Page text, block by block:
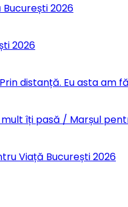
2026
2026
distanță. Eu asta am
îți pasă / Marșul
Viață București 2026